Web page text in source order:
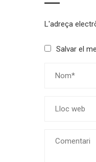
L'adreça
Salvar el